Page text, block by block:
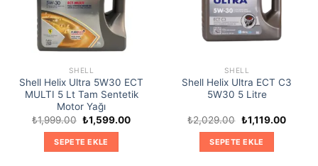
SHELL
Shell Helix Ultra 5W30 ECT
MULTI 5 Lt Tam Sentetik
Motor Yağı
₺1,999.00 Orijinal
fiyat:
₺1,999.00.
₺1,599.00Şu
SEPETE EKLE
SHELL
Shell Helix Ultra ECT C3
5W30 5 Litre
₺2,029.00 Orijinal
fiyat:
₺2,029.00.
₺1,119.00Şu
SEPETE EKLE